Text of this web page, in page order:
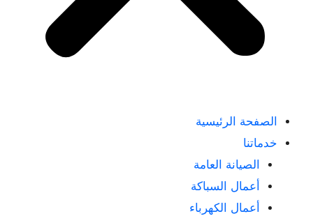
الصفحة الرئيسية
خدماتنا
الصيانة العامة
أعمال السباكة
أعمال الكهرباء